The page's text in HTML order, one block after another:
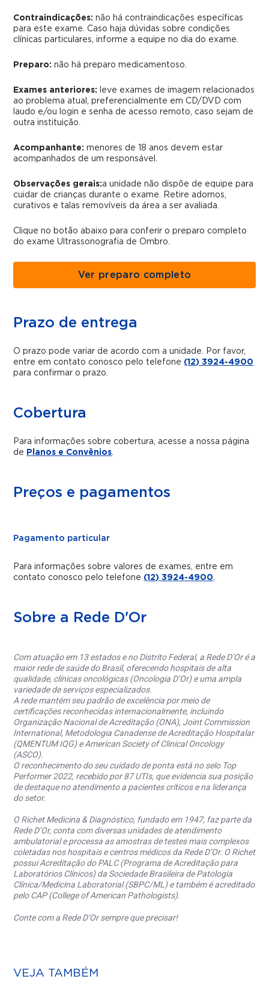
Contraindicações: não há contraindicações específicas
para este exame. Caso haja dúvidas sobre condições
clínicas particulares, informe a equipe no dia do exame.
Preparo:não há preparo medicamentoso.
Exames anteriores:
leve exames de imagem relacionados
ao problema atual, preferencialmente em CD/DVD com
laudo e/ou login e senha de acesso remoto, caso sejam de
outra instituição.
Acompanhante: menores de 18 anos devem estar
acompanhados de um responsável.
Observações gerais:a unidade não dispõe de equipe para
cuidar de crianças durante o exame. Retire adornos,
curativos e talas removíveis da área a ser avaliada.
Clique no botão abaixo para conferir o preparo completo
do exameUltrassonografia de Ombro.
Ver preparo completo
Prazo de entrega
O prazo pode variar de acordo com a unidade. Por favor,
entre em contato conosco pelo telefone (12) 3924-4900
para confirmar o prazo.
Cobertura
Para informações sobre cobertura, acesse a nossa página
de Planos e Convênios.
Preços e pagamentos
Pagamento particular
Para informações sobre valores de exames, entre em
contato conosco pelo telefone (12) 3924-4900.
Sobre a Rede D'Or
Com atuação em 13 estados e no Distrito Federal, a Rede D’Or é a
maior rede de saúde do Brasil, oferecendo hospitais de alta
qualidade, clínicas oncológicas (Oncologia D’Or) e uma ampla
variedade de serviços especializados.
A rede mantém seu padrão de excelência por meio de
certificações reconhecidas internacionalmente, incluindo
Organização Nacional de Acreditação (ONA), Joint Commission
International, Metodologia Canadense de Acreditação Hospitalar
(QMENTUM IQG) e American Society of Clinical Oncology
(ASCO).
O reconhecimento do seu cuidado de ponta está no selo Top
Performer 2022, recebido por 87 UTIs, que evidencia sua posição
de destaque no atendimento a pacientes críticos e na liderança
do setor.
O Richet Medicina & Diagnóstico, fundado em 1947, faz parte da
Rede D’Or, conta com diversas unidades de atendimento
ambulatorial e processa as amostras de testes mais complexos
coletadas nos hospitais e centros médicos da Rede D’Or. O Richet
possui Acreditação do PALC (Programa de Acreditação para
Laboratórios Clínicos) da Sociedade Brasileira de Patologia
Clínica/Medicina Laboratorial (SBPC/ML) e também é acreditado
pelo CAP (College of American Pathologists).
Conte com a Rede D’Or sempre que precisar!
VEJA TAMBÉM